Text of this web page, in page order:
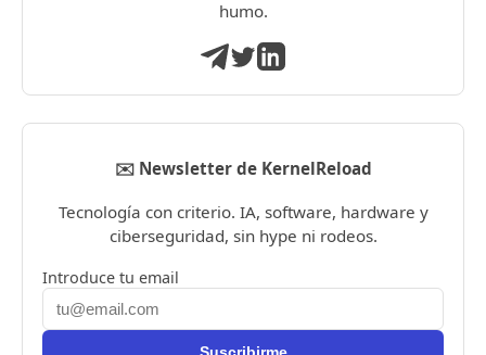
humo.
✉️ Newsletter de KernelReload
Tecnología con criterio. IA, software, hardware y
ciberseguridad, sin hype ni rodeos.
Introduce tu email